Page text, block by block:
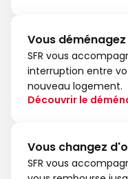
Vous déménagez
SFR vous
interruption entre
nouveau logement.
Découvrir le
Vous changez
SFR vous